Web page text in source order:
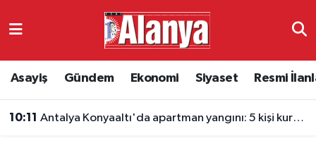
Asayiş Gündem Ekonomi Siyaset Resmi
10:11 Antalya Konyaaltı'da apartman yangını: 5 kişi kurtarıldı
Ekonomi
Antalya Namaz Vakitleri